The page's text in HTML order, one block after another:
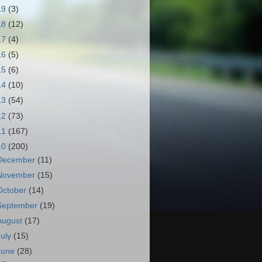
(3)
(12)
(4)
(5)
(6)
(10)
(54)
(73)
(167)
(200)
(11)
(15)
(14)
(19)
(17)
(15)
(28)